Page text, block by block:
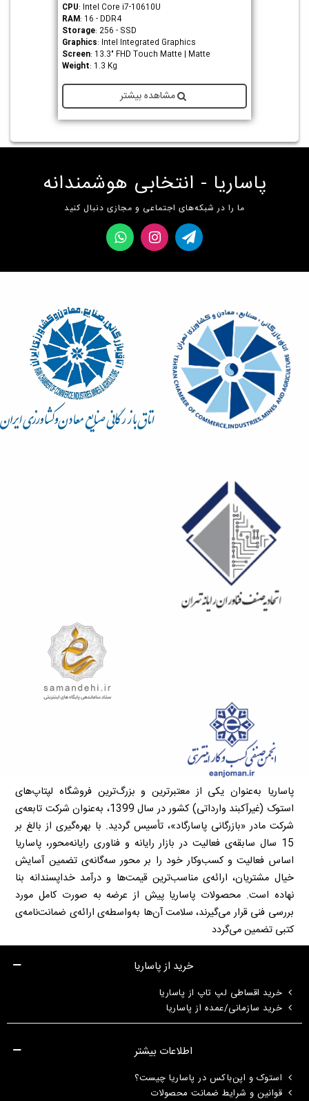
CPU: Intel Core i7-10610U
RAM: 16 - DDR4
Storage: 256 - SSD
Graphics: Intel Integrated Graphics
Screen: 13.3" FHD Touch Matte | Matte
Weight: 1.3 Kg
مشاهده بیشتر
پاساریا - انتخابی هوشمندانه
ما را در شبکه‌های اجتماعی و مجازی دنبال کنید
پاساریا به‌عنوان یکی از معتبرترین و بزرگ‌ترین فروشگاه لپتاپ‌های
استوک (غیرآکبند وارداتی) کشور در سال 1399، به‌عنوان شرکت تابعه‌ی
شرکت مادر «بازرگانی پاسارگاد»، تأسیس گردید. با بهره‌گیری از بالغ بر
15 سال سابقه‌ی فعالیت در بازار رایانه و فناوری رایانه‌محور، پاساریا
اساس فعالیت و کسب‌وکار خود را بر محور سه‌گانه‌ی تضمین آسایش
خیال مشتریان، ارائه‌ی مناسب‌ترین قیمت‌ها و درآمد خداپسندانه بنا
نهاده است. محصولات پاساریا پیش از عرضه به صورت کامل مورد
بررسی فنی قرار می‌گیرند، سلامت آن‌ها به‌واسطه‌ی ارائه‌ی ضمانت‌نامه‌ی
کتبی تضمین می‌گردد
خرید از پاساریا
خرید اقساطی لپ تاپ از پاساریا
خرید سازمانی/عمده از پاساریا
اطلاعات بیشتر
استوک و اپن‌باکس در پاساریا چیست؟
قوانین و شرایط ضمانت محصولات